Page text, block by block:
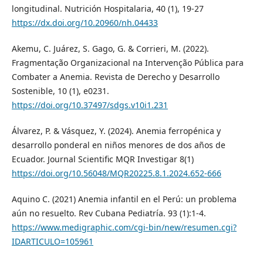
longitudinal. Nutrición Hospitalaria, 40 (1), 19-27
https://dx.doi.org/10.20960/nh.04433
Akemu, C. Juárez, S. Gago, G. & Corrieri, M. (2022).
Fragmentação Organizacional na Intervenção Pública para
Combater a Anemia. Revista de Derecho y Desarrollo
Sostenible, 10 (1), e0231.
https://doi.org/10.37497/sdgs.v10i1.231
Álvarez, P. & Vásquez, Y. (2024). Anemia ferropénica y
desarrollo ponderal en niños menores de dos años de
Ecuador. Journal Scientific MQR Investigar 8(1)
https://doi.org/10.56048/MQR20225.8.1.2024.652-666
Aquino C. (2021) Anemia infantil en el Perú: un problema
aún no resuelto. Rev Cubana Pediatría. 93 (1):1-4.
https://www.medigraphic.com/cgi-bin/new/resumen.cgi?
IDARTICULO=105961